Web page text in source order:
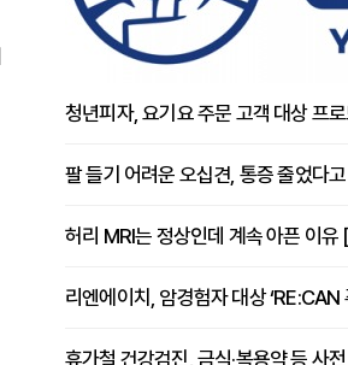
청년피자, 요기요 주문 고객 대상 프